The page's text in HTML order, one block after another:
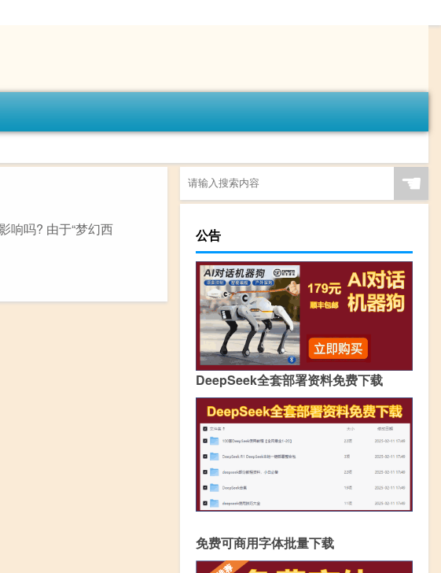
响吗? 由于“梦幻西
☚
公告
DeepSeek全套部署资料免费下载
免费可商用字体批量下载